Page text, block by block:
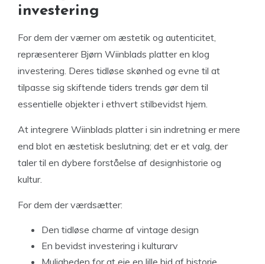
investering
For dem der værner om æstetik og autenticitet,
repræsenterer Bjørn Wiinblads platter en klog
investering. Deres tidløse skønhed og evne til at
tilpasse sig skiftende tiders trends gør dem til
essentielle objekter i ethvert stilbevidst hjem.
At integrere Wiinblads platter i sin indretning er mere
end blot en æstetisk beslutning; det er et valg, der
taler til en dybere forståelse af designhistorie og
kultur.
For dem der værdsætter:
Den tidløse charme af vintage design
En bevidst investering i kulturarv
Muligheden for at eje en lille bid af historie